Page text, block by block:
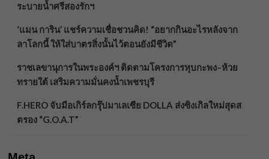
ระบายน้ำศรีสองรักฯ
‘แมน การิน’ แชร์ความเชื่อชวนคิด! “อยากกินอะไรหลังจาก
ลาโลกนี้ ให้ใส่บาตรสิ่งนั้นไว้ตอนยังมีชีวิต”
ราชเลขานุการในพระองค์ฯ ติดตามโครงการหุบกะพง–ห้วย
ทรายใต้ เสริมความมั่นคงน้ำเพชรบุรี
F.HERO จับมือเกิร์ลกรุ๊ปมาเลเซีย DOLLA ส่งซิงเกิลใหม่สุดส
ตรอง “G.O.A.T”